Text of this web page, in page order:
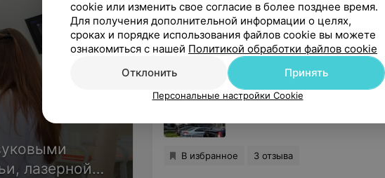
Детские поликлиники в районе
3-я городская детская
Минск, ул. Могилевская, 2/3
В избранное 3 отзыва
лазерной
cookie или изменить свое согласие в более позднее время.
Для получения дополнительной информации о целях,
сроках и порядке использования файлов cookie вы можете
ознакомиться с нашей Политикой обработки файлов cookie
Отклонить
Принять
Персональные настройки Cookie